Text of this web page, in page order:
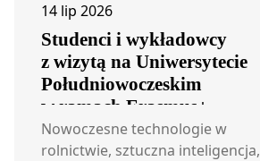
14 lip 2026
Studenci i wykładowcy
z wizytą na Uniwersytecie
Południowoczeskim
w ramach Erasmus+
Nowoczesne technologie w
rolnictwie, sztuczna inteligencja,